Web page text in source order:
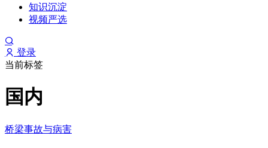
知识沉淀
视频严选
登录
当前标签
国内
桥梁事故与病害